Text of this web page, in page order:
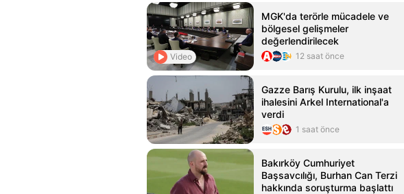
Video
MGK'da terörle mücadele ve
bölgesel gelişmeler
değerlendirilecek
12 saat önce
Gazze Barış Kurulu, ilk inşaat
ihalesini Arkel International'a
verdi
1 saat önce
Bakırköy Cumhuriyet
Başsavcılığı, Burhan Can Terzi
hakkında soruşturma başlattı